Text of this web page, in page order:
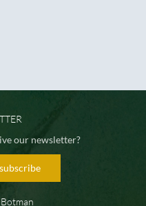
our newsletter?